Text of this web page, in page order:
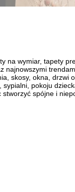
na wymiar, tapety
najnowszymi
skosy, okna, drzwi
pokoju
spójne i